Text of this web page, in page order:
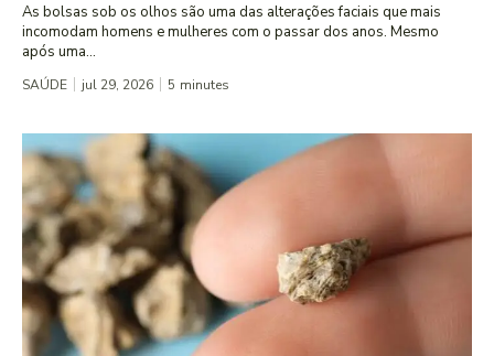
As bolsas sob os olhos são uma das alterações faciais que mais
incomodam homens e mulheres com o passar dos anos. Mesmo
após uma...
SAÚDE jul 29, 2026 5 minutes